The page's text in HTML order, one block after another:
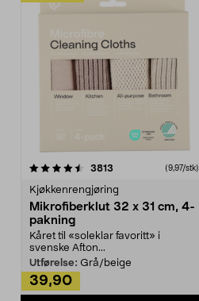
3813 anmeldelser(9,97/stk)
Kjøkkenrengjøring
Mikrofiberklut 32 x 31 cm, 4-
pakning
Kåret til «soleklar favoritt» i
svenske Afton...
Utførelse: Grå/beige
39,90
4.5av 5 stjerner